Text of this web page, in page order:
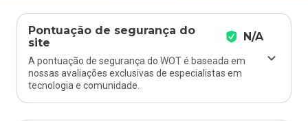
Pontuação de segurança do
site
N/A
A pontuação de segurança do WOT é baseada em
nossas avaliações exclusivas de especialistas em
tecnologia e comunidade.